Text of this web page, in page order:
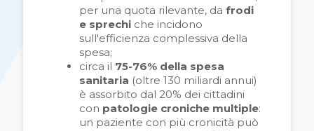
per una quota rilevante, da frodi
e sprechi che incidono
sull'efficienza complessiva della
spesa;
circa il 75-76% della spesa
sanitaria (oltre 130 miliardi annui)
è assorbito dal 20% dei cittadini
con patologie croniche multiple:
un paziente con più cronicità può